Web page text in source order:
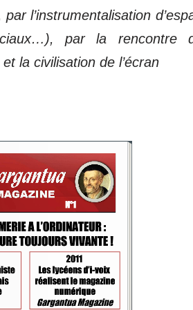
l’instrumentalisation
par la rencontre
la civilisation de l’écran